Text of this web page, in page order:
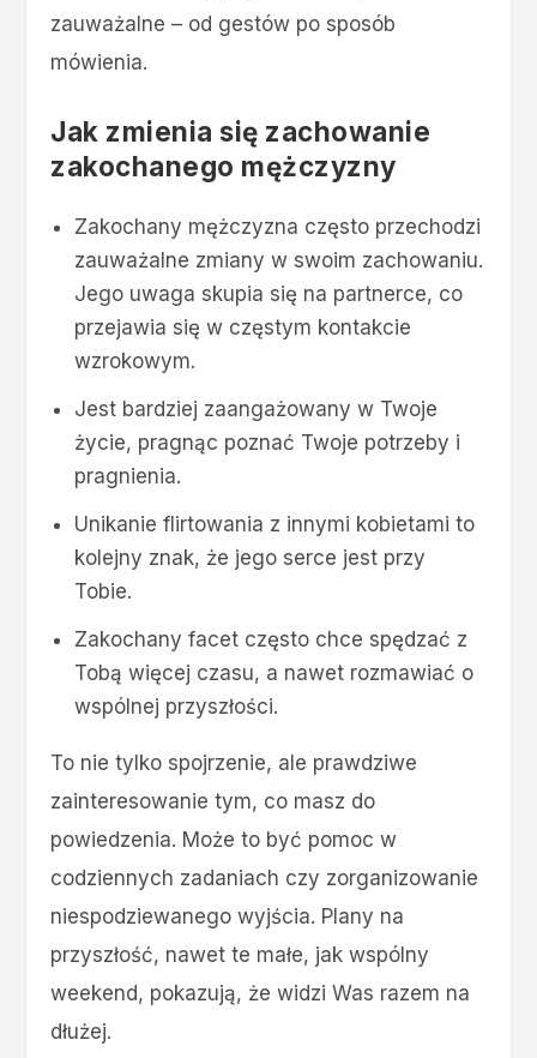
zauważalne – od gestów po sposób
mówienia.
Jak zmienia się zachowanie
zakochanego mężczyzny
Zakochany mężczyzna często przechodzi
zauważalne zmiany w swoim zachowaniu.
Jego uwaga skupia się na partnerce, co
przejawia się w częstym kontakcie
wzrokowym.
Jest bardziej zaangażowany w Twoje
życie, pragnąc poznać Twoje potrzeby i
pragnienia.
Unikanie flirtowania z innymi kobietami to
kolejny znak, że jego serce jest przy
Tobie.
Zakochany facet często chce spędzać z
Tobą więcej czasu, a nawet rozmawiać o
wspólnej przyszłości.
To nie tylko spojrzenie, ale prawdziwe
zainteresowanie tym, co masz do
powiedzenia. Może to być pomoc w
codziennych zadaniach czy zorganizowanie
niespodziewanego wyjścia. Plany na
przyszłość, nawet te małe, jak wspólny
weekend, pokazują, że widzi Was razem na
dłużej.